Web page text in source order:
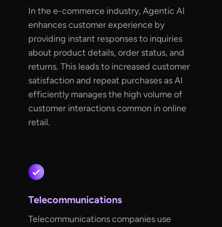
In the e-commerce industry, Agentic AI
enhances customer experience by
providing instant responses to inquiries
about product details, order status, and
returns. This leads to increased customer
satisfaction and repeat purchases as AI
efficiently manages the high volume of
customer interactions common in online
retail.
Telecommunications
Telecommunications companies use